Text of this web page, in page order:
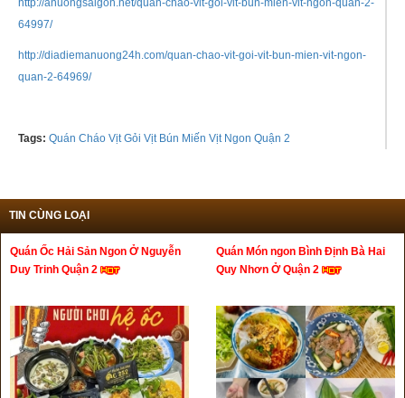
http://anuongsaigon.net/quan-chao-vit-goi-vit-bun-mien-vit-ngon-quan-2-
64997/
http://diadiemanuong24h.com/quan-chao-vit-goi-vit-bun-mien-vit-ngon-
quan-2-64969/
Tags: Quán Cháo Vịt Gỏi Vịt Bún Miến Vịt Ngon Quận 2
TIN CÙNG LOẠI
Quán Ốc Hải Sản Ngon Ở Nguyễn
Duy Trinh Quận 2
Quán Món ngon Bình Định Bà Hai
Quy Nhơn Ở Quận 2